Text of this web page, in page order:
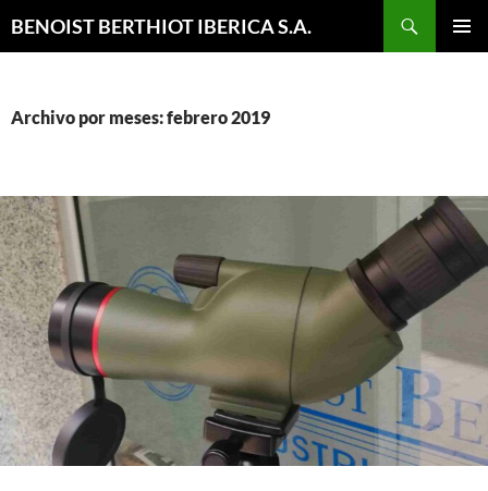
BENOIST BERTHIOT IBERICA S.A.
Archivo por meses: febrero 2019